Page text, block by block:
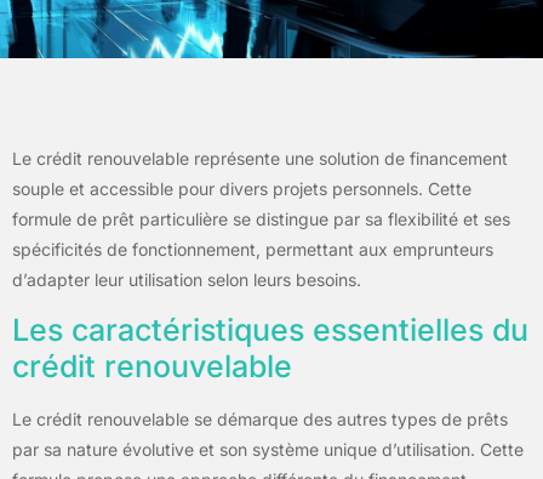
Le crédit renouvelable représente une solution de financement
souple et accessible pour divers projets personnels. Cette
formule de prêt particulière se distingue par sa flexibilité et ses
spécificités de fonctionnement, permettant aux emprunteurs
d’adapter leur utilisation selon leurs besoins.
Les caractéristiques essentielles du
crédit renouvelable
Le crédit renouvelable se démarque des autres types de prêts
par sa nature évolutive et son système unique d’utilisation. Cette